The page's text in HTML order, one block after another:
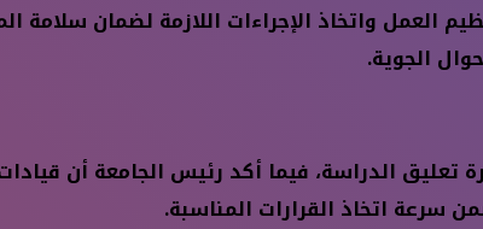
العمل واتخاذ الإجراءات اللازمة لضمان سلامة
الجوية.
الدراسة، فيما أكد رئيس الجامعة أن
سرعة اتخاذ القرارات المناسبة.